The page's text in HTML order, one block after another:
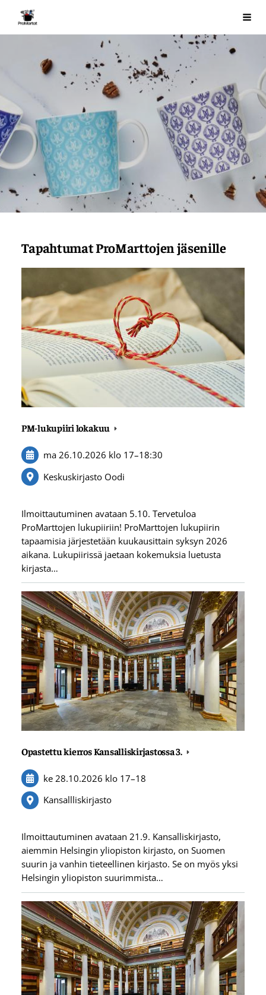
Siirry
sivun
ProMartat ry
Tapahtumat ProMarttojen jäsenille
PM-lukupiiri lokakuu
ma 26.10.2026 klo 17–18:30
Keskuskirjasto Oodi
Ilmoittautuminen avataan 5.10. Tervetuloa
ProMarttojen lukupiiriin! ProMarttojen lukupiirin
tapaamisia järjestetään kuukausittain syksyn 2026
aikana. Lukupiirissä jaetaan kokemuksia luetusta
kirjasta…
Opastettu kierros Kansalliskirjastossa 3.
ke 28.10.2026 klo 17–18
Kansallliskirjasto
Ilmoittautuminen avataan 21.9. Kansalliskirjasto,
aiemmin Helsingin yliopiston kirjasto, on Suomen
suurin ja vanhin tieteellinen kirjasto. Se on myös yksi
Helsingin yliopiston suurimmista…